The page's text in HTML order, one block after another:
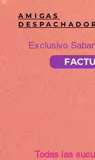
AMIGAS
Exclusivo
Todas las